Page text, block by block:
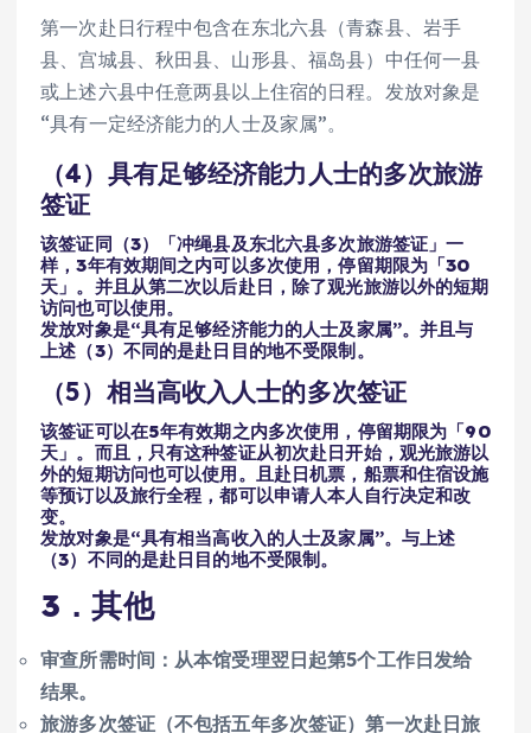
第一次赴日行程中包含在东北六县（青森县、岩手
县、宫城县、秋田县、山形县、福岛县）中任何一县
或上述六县中任意两县以上住宿的日程。发放对象是
“具有一定经济能力的人士及家属”。
（4）具有足够经济能力人士的多次旅游
签证
该签证同（3）「冲绳县及东北六县多次旅游签证」一
样，3年有效期间之内可以多次使用，停留期限为「30
天」。并且从第二次以后赴日，除了观光旅游以外的短期
访问也可以使用。
发放对象是“具有足够经济能力的人士及家属”。并且与
上述（3）不同的是赴日目的地不受限制。
（5）相当高收入人士的多次签证
该签证可以在5年有效期之内多次使用，停留期限为「90
天」。而且，只有这种签证从初次赴日开始，观光旅游以
外的短期访问也可以使用。且赴日机票，船票和住宿设施
等预订以及旅行全程，都可以申请人本人自行决定和改
变。
发放对象是“具有相当高收入的人士及家属”。与上述
（3）不同的是赴日目的地不受限制。
3．其他
审查所需时间：从本馆受理翌日起第5个工作日发给
结果。
旅游多次签证（不包括五年多次签证）第一次赴日旅